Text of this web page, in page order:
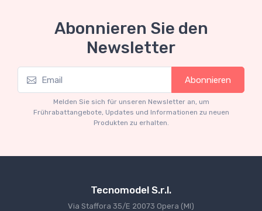
Mythos Collection 1-18
Ferrari 166 MM Abarth Metallic Silver Press
€227.05 €239.00
Abonnieren Sie den
Newsletter
Abonnieren
Melden Sie sich für unseren Newsletter an, um
Frührabattangebote, Updates und Informationen zu neuen
Produkten zu erhalten.
Tecnomodel S.r.l.
Via Staffora 35/E 20073 Opera (MI)